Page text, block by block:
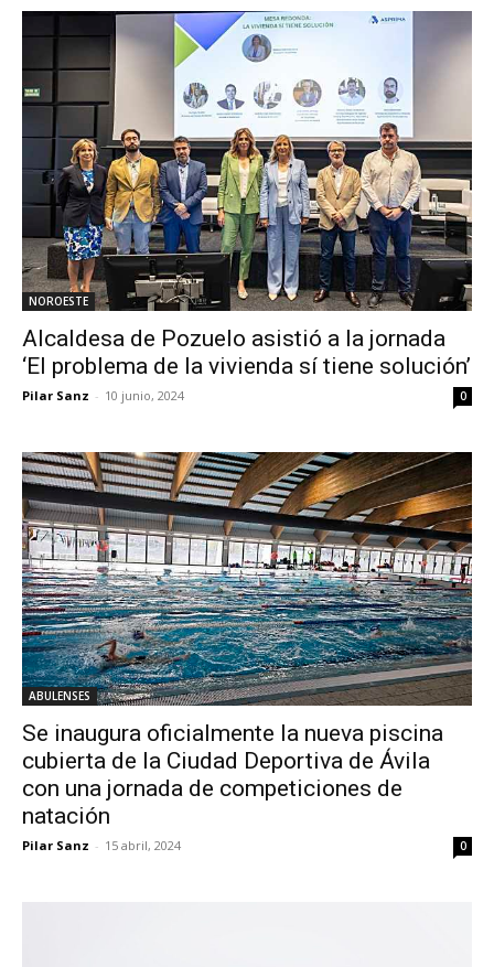
NOROESTE
Alcaldesa de Pozuelo asistió a la jornada
‘El problema de la vivienda sí tiene solución’
Pilar Sanz - 10 junio, 2024 0
ABULENSES
Se inaugura oficialmente la nueva piscina
cubierta de la Ciudad Deportiva de Ávila
con una jornada de competiciones de
natación
Pilar Sanz - 15 abril, 2024 0